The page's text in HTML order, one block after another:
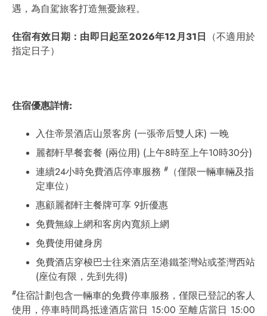
遇，為自駕旅客打造無憂旅程。
住宿有效日期：由即日起至2026年12 月 31 日
（不適用於
指定日子）
住宿優惠詳情:
入住帝景酒店山景客房 (一張帝后雙人床) 一晚
麗都軒早餐套餐 (兩位用) (上午8時至上午10時30分)
連續24小時免費酒店停車服務 #
（僅限一輛車輛及指
定車位）
惠顧麗都軒主餐牌可享 9折優惠
免費無線上網和客房內寬頻上網
免費使用健身房
免費酒店穿梭巴士往來酒店至港鐵荃灣站或荃灣西站
(座位有限，先到先得)
#住宿計劃包含一輛車的免費停車服務，僅限已登記的客人
使用，停車時間爲抵達酒店當日 15:00 至離店當日 15:00